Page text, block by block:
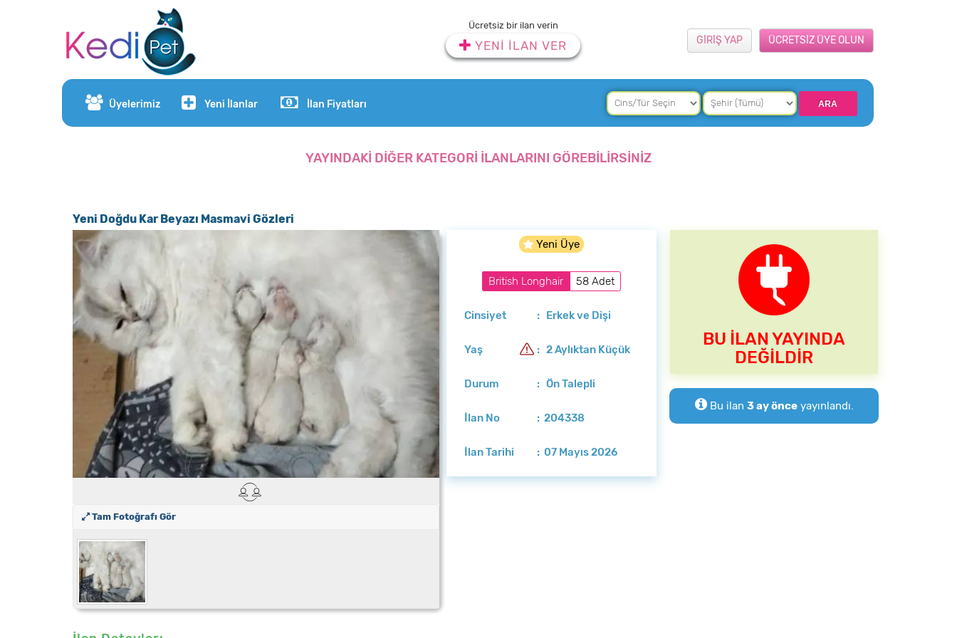
Ücretsiz bir ilan verin
YENİ İLAN VER ÜCRETSİZ ÜYE OLUN
GİRİŞ YAP
Üyelerimiz Yeni İlanlar İlan Fiyatları
YAYINDAKİ DİĞER KATEGORİ İLANLARINI GÖREBİLİRSİNİZ
Yeni Doğdu Kar Beyazı Masmavi Gözleri
Tam Fotoğrafı Gör
Yeni Üye
British Longhair 58 Adet
Cinsiyet : Erkek ve Dişi
Yaş : 2 Aylıktan Küçük
Durum : Ön Talepli
İlan No : 204338
İlan Tarihi : 07 Mayıs 2026
BU İLAN YAYINDA
DEĞİLDİR
Bu ilan 3 ay önceyayınlandı.